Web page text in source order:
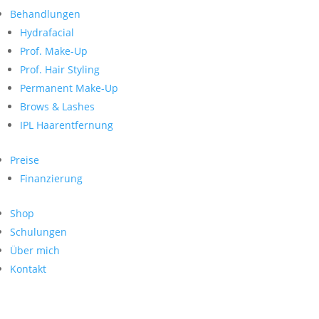
Behandlungen
Hydrafacial
Prof. Make-Up
Prof. Hair Styling
Permanent Make-Up
Brows & Lashes
IPL Haarentfernung
Preise
Finanzierung
Shop
Schulungen
Über mich
Kontakt
nach:
Neueste Kommentare
Archiv
Kategorien
Keine Kategorien
Meta
Anmelden
Feed der Einträge
WordPress.org
Search
nach:
Archive
Kontakt
Impressum
Datenschutz